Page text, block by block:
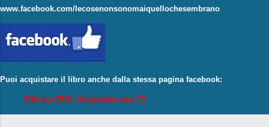
www.facebook.com/lecosenonsonomaiquellochesembrano
Puoi acquistare il libro anche dalla stessa pagina facebook:
Clicca QUI: Acquista ora !!!